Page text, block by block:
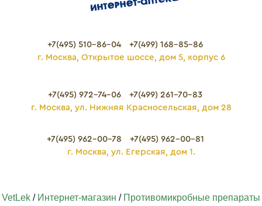
+7(495) 510-86-04
+7(499) 168-85-86
г. Москва, Открытое шоссе, дом 5, корпус 6
+7(495) 972-74-06
+7(499) 261-70-83
г. Москва, ул. Нижняя Красносельская, дом 28
+7(495) 962-00-78
+7(495) 962-00-81
г. Москва, ул. Егерская, дом 1.
VetLek / Интернет-магазин / Противомикробные препараты